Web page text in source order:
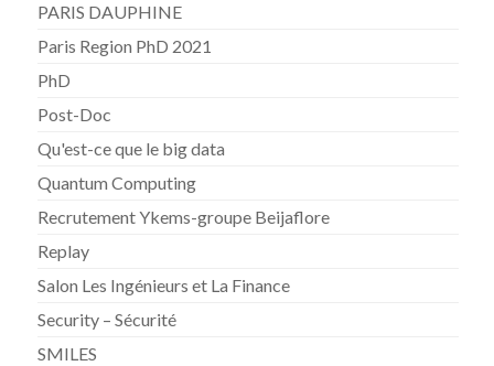
PARIS DAUPHINE
Paris Region PhD 2021
PhD
Post-Doc
Qu'est-ce que le big data
Quantum Computing
Recrutement Ykems-groupe Beijaflore
Replay
Salon Les Ingénieurs et La Finance
Security – Sécurité
SMILES